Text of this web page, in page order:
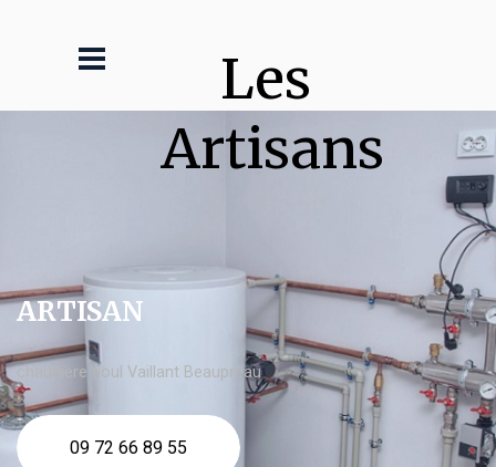
Les
Artisans
ARTISAN
chaudière fioul Vaillant Beaupréau
09 72 66 89 55